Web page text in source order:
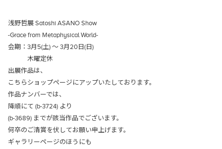
浅野哲展 Satoshi ASANO Show
-Grace from Metaphysical World-
会期：3月5(土) ～ 3月20日(日)
木曜定休
出展作品は、
こちらショップページにアップいたしております。
作品ナンバーでは、
降順にて (b-3724) より
(b-3689) までが該当作品でございます。
何卒のご清賞を伏してお願い申上げます。
ギャラリーページのほうにも